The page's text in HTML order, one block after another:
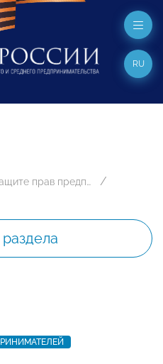
RU
Бюро по защите прав предпринимателей